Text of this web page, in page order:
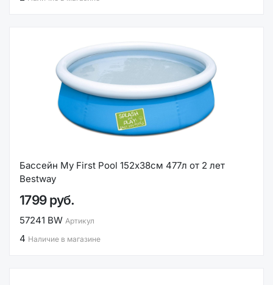
Бассейн My First Pool 152х38см 477л от 2 лет
Bestway
1799 руб.
57241 BW Артикул
4 Наличие в магазине